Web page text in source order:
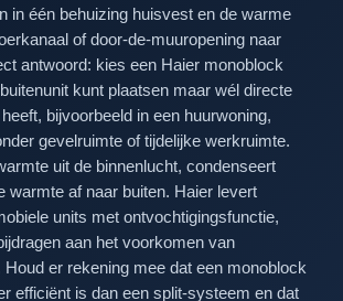
in één behuizing huisvest en de warme
of door-de-muuropening naar
antwoord: kies een Haier monoblock
kunt plaatsen maar wél directe
bijvoorbeeld in een huurwoning,
gevelruimte of tijdelijke werkruimte.
uit de binnenlucht, condenseert
warmte af naar buiten. Haier levert
units met ontvochtigingsfunctie,
aan het voorkomen van
er rekening mee dat een monoblock
efficiënt is dan een split-systeem en dat